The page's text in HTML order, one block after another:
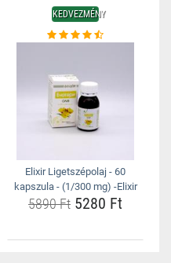
KEDVEZMÉNY
Elixir Ligetszépolaj - 60
kapszula - (1/300 mg) -Elixir
5890 Ft 5280 Ft